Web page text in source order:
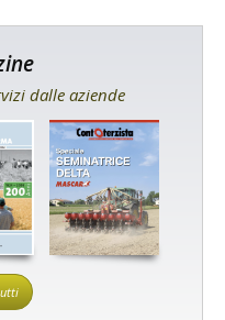
dalle aziende